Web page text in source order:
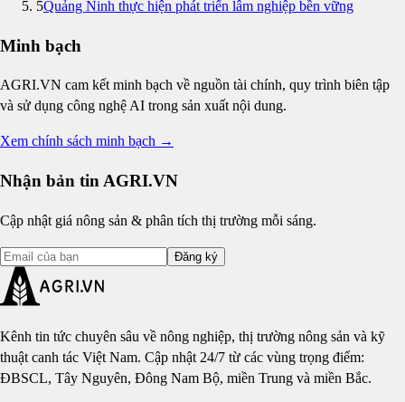
5Quảng Ninh thực hiện phát triển lâm nghiệp bền vững
Minh bạch
AGRI.VN cam kết minh bạch về nguồn tài chính, quy trình biên tập
và sử dụng công nghệ AI trong sản xuất nội dung.
Xem chính sách minh bạch →
Nhận bản tin AGRI.VN
Cập nhật giá nông sản & phân tích thị trường mỗi sáng.
Đăng ký
Kênh tin tức chuyên sâu về nông nghiệp, thị trường nông sản và kỹ
thuật canh tác Việt Nam. Cập nhật 24/7 từ các vùng trọng điểm:
ĐBSCL, Tây Nguyên, Đông Nam Bộ, miền Trung và miền Bắc.